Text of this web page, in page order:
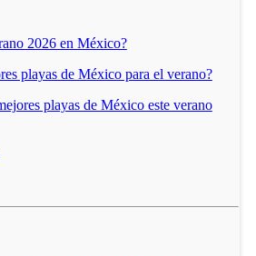
2026 en México?
playas de México para el verano?
playas de México este verano